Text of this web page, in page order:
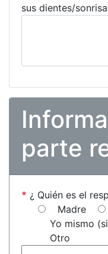
sus dientes/
parte
* ¿ Quién es el
Madre
Yo mismo
Otro